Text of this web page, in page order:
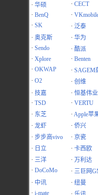
· 华硕 · CECT
· BenQ ·
· SK · 泛泰
· 奥克斯 · 华为
· Sendo · 酷派
· Xplore · Benten
· OKWAP · SAGEM
· O2 · 创维
· 技嘉 · 恒基伟业
· TSD · VERTU
· 东芝 · Apple苹
· 龙虾 · 侨兴
· 步步高vivo · 京瓷
· 日立 · 卡西欧
· 三洋 · 万利达
· DoCoMo · 三巨网
· 中讯 · 纽曼
· i-mate